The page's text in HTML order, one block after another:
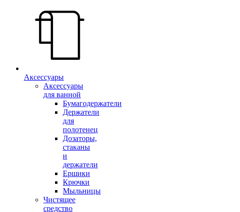
Аксессуары
Аксессуары
для ванной
Бумагодержатели
Держатели
для
полотенец
Дозаторы,
стаканы
и
держатели
Ершики
Крючки
Мыльницы
Чистящее
средство